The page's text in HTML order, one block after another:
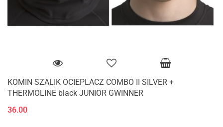
KOMIN SZALIK OCIEPLACZ COMBO II SILVER +
THERMOLINE black JUNIOR GWINNER
36.00